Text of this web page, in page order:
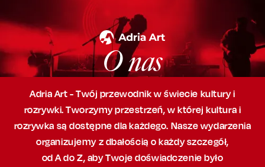
O nas
Adria Art - Twój przewodnik w świecie kultury i
rozrywki. Tworzymy przestrzeń,w której kultura i
rozrywka są dostępne dla każdego. Nasze wydarzenia
organizujemy z dbałością o każdy szczegół,
od A do Z, abyTwoje doświadczenie było